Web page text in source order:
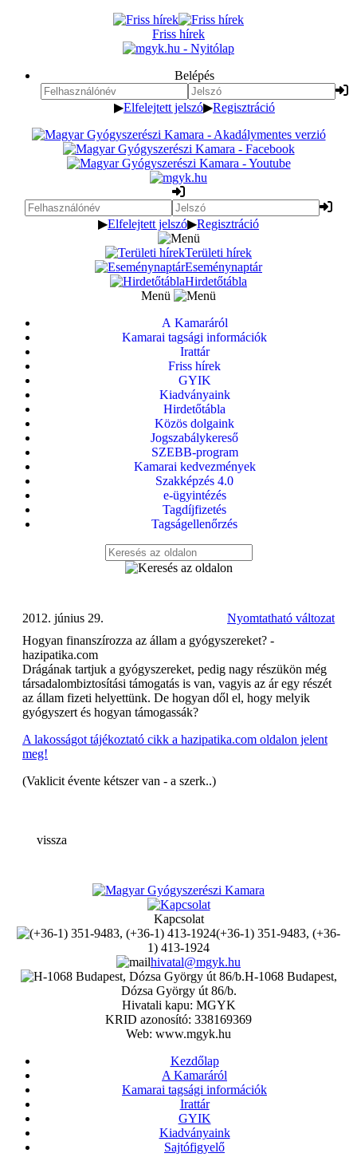
Friss hírek
Belépés
▶Elfelejtett jelszó▶Regisztráció
▶Elfelejtett jelszó▶Regisztráció
Területi hírek
Eseménynaptár
Hirdetőtábla
Menü
A Kamaráról
Kamarai tagsági információk
Irattár
Friss hírek
GYIK
Kiadványaink
Hirdetőtábla
Közös dolgaink
Jogszabálykereső
SZEBB-program
Kamarai kedvezmények
Szakképzés 4.0
e-ügyintézés
Tagdíjfizetés
Tagságellenőrzés
Nyomtatható változat
2012. június 29.
Hogyan finanszírozza az állam a gyógyszereket? -
hazipatika.com
Drágának tartjuk a gyógyszereket, pedig nagy részükön még
társadalombiztosítási támogatás is van, vagyis az ár egy részét
az állam fizeti helyettünk. De hogyan dől el, hogy melyik
gyógyszert és hogyan támogassák?
A lakosságot tájékoztató cikk a hazipatika.com oldalon jelent
meg!
(Vaklicit évente kétszer van - a szerk..)
vissza
Kapcsolat
(+36-1) 351-9483, (+36-
1) 413-1924
hivatal@mgyk.hu
H-1068 Budapest,
Dózsa György út 86/b.
Hivatali kapu: MGYK
KRID azonosító: 338169369
Web: www.mgyk.hu
Kezdőlap
A Kamaráról
Kamarai tagsági információk
Irattár
GYIK
Kiadványaink
Sajtófigyelő